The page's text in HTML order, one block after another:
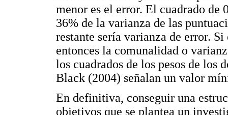
menor es el error. El cuadrado de
36% de la varianza de las
restante sería varianza de error.
entonces la comunalidad o
los cuadrados de los pesos de los
Black (2004) señalan un valor
En definitiva, conseguir una
objetivos que se plantea un